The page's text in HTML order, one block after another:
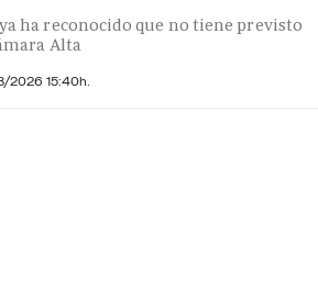
ha reconocido que no tiene previsto
Alta
2026 15:40h.